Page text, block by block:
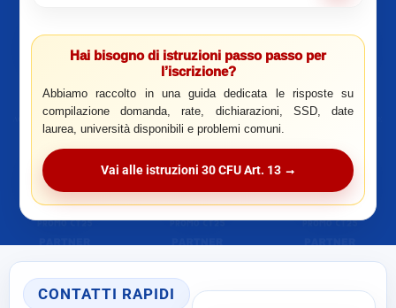
Hai bisogno di istruzioni passo passo per
l’iscrizione?
Abbiamo raccolto in una guida dedicata le risposte su
compilazione domanda, rate, dichiarazioni, SSD, date
laurea, università disponibili e problemi comuni.
Vai alle istruzioni 30 CFU Art. 13 →
CONTATTI RAPIDI